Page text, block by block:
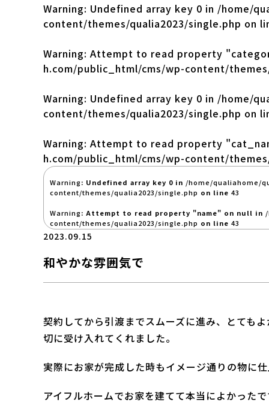
Warning: Undefined array key 0 in /home/
content/themes/qualia2023/single.php on
Warning: Attempt to read property
h.com/public_html/cms/wp-content/
Warning: Undefined array key 0 in /home/
content/themes/qualia2023/single.php on
Warning: Attempt to read property
h.com/public_html/cms/wp-content/
Warning: Undefined array key 0 in /home/qualiahome/
content/themes/qualia2023/single.php on line 43
Warning: Attempt to read property "name" on null in
content/themes/qualia2023/single.php on line 43
2023.09.15
和やかな雰囲気で
契約してから引渡までスムーズに進み、とても
切に受け入れてくれました。
実際にお家が完成した時もイメージ通りの物に
アイフルホームでお家を建てて本当によかった